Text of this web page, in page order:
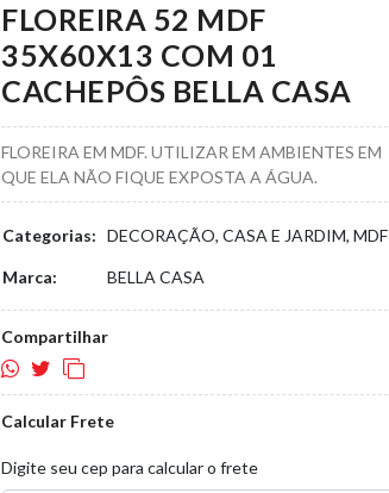
FLOREIRA 52 MDF
35X60X13 COM 01
CACHEPÔS BELLA CASA
FLOREIRA EM MDF. UTILIZAR EM AMBIENTES EM
QUE ELA NÃO FIQUE EXPOSTA A ÁGUA.
Categorias: DECORAÇÃO, CASA E JARDIM, MDF
Marca: BELLA CASA
Compartilhar
Calcular Frete
Digite seu cep para calcular o frete